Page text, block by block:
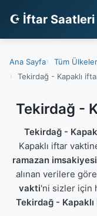
☪ İftar Saatleri
Ana Sayfa Tüm Ülkeler
Tekirdağ - Kapaklı
Tekirdağ -
Tekirdağ -
Kapaklı iftar
ramazan imsakiyesi
alınan verilere
vakti'ni sizler için
Tekirdağ -